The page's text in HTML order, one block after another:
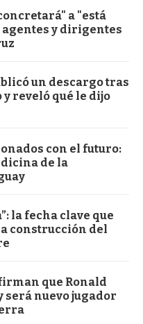
a "está
y dirigentes
un descargo tras
reveló qué le dijo
con el futuro:
de la
la fecha clave que
construcción del
que Ronald
será nuevo jugador